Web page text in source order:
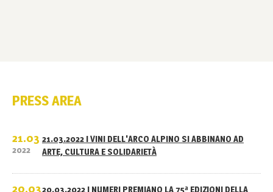
PRESS AREA
21.03
2022
21.03.2022 I VINI DELL'ARCO ALPINO SI ABBINANO AD
ARTE, CULTURA E SOLIDARIETÀ
20.0320.03.2022 I NUMERI PREMIANO LA 75ª EDIZIONI DELLA